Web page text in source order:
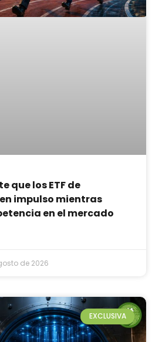
que los ETF de
impulso mientras
en el mercado
de 2026
EXCLUSIVA